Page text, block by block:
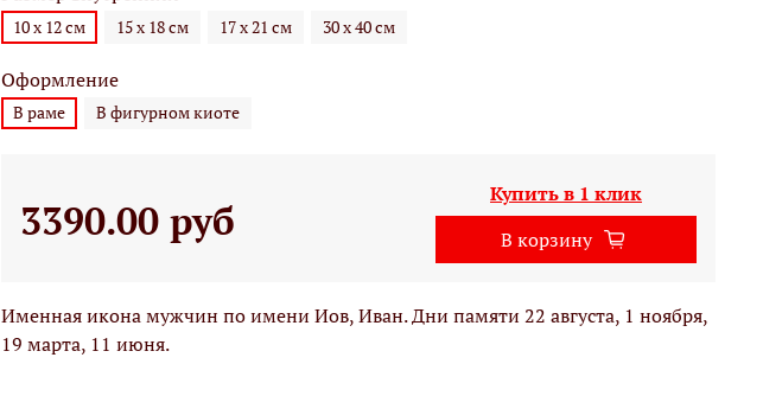
10 х 12 см 15 х 18 см 17 х 21 см 30 х 40 см
Оформление
В раме В фигурном киоте
3390.00 руб
Купить в 1 клик
В корзину
Именная икона мужчин по имени Иов, Иван. Дни памяти 22 августа, 1 ноября,
19 марта, 11 июня.